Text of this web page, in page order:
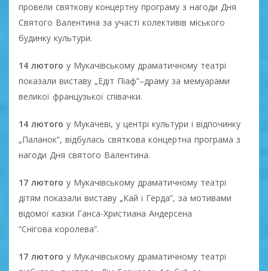
провели святкову концертну програму з нагоди Дня
Святого Валентина за участі колективів міського
будинку культури.
14 лютого у Мукачівському драматичному театрі
показали виставу „Едіт Піаф”–драму за мемуарами
великої французької співачки.
14 лютого у Мукачеві, у центрі культури і відпочинку
„Паланок”, відбулась святкова концертна програма з
нагоди Дня святого Валентина.
17 лютого у Мукачівському драматичному театрі
дітям показали виставу „Кай і Герда”, за мотивами
відомої казки Ганса-Христиана Андерсена
”Снігова королева”.
17 лютого у Мукачівському драматичному театрі